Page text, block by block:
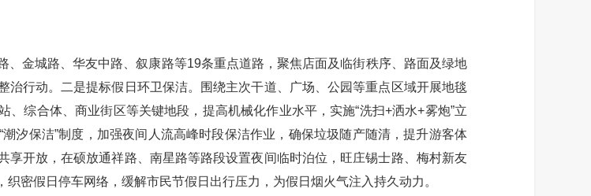
金城路、华友中路、叙康路等19条重点道路，聚焦店面及临街秩序、路面及绿地
行动。二是提标假日环卫保洁。围绕主次干道、广场、公园等重点区域开展地毯
综合体、商业街区等关键地段，提高机械化作业水平，实施“洗扫+洒水+雾炮”立
汐保洁”制度，加强夜间人流高峰时段保洁作业，确保垃圾随产随清，提升游客体
开放，在硕放通祥路、南星路等路段设置夜间临时泊位，旺庄锡士路、梅村新友
密假日停车网络，缓解市民节假日出行压力，为假日烟火气注入持久动力。